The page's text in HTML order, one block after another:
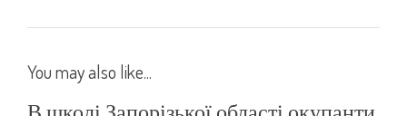
You may also like...